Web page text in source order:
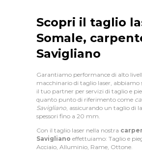
Scopri il taglio
Somale,
Savigliano
Garantiamo performance di alto
macchinario di taglio laser, abbiamo
il tuo partner per servizi di taglio e
quanto punto di riferimento come
Savigliano , assicurando un taglio di
spessori fino a 20 mm.
Con il taglio laser nella nostra
Savigliano effettuiamo: Taglio e
Acciaio, Alluminio, Rame, Ottone.